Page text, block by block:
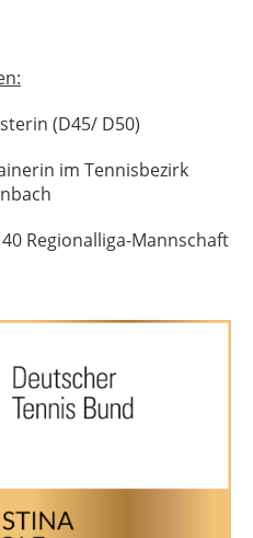
(D45/ D50)
im Tennisbezirk
Regionalliga-Mannschaft